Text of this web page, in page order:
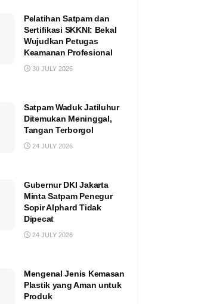
Pelatihan Satpam dan
Sertifikasi SKKNI: Bekal
Wujudkan Petugas
Keamanan Profesional
30 JULY 2026
Satpam Waduk Jatiluhur
Ditemukan Meninggal,
Tangan Terborgol
24 JULY 2026
Gubernur DKI Jakarta
Minta Satpam Penegur
Sopir Alphard Tidak
Dipecat
24 JULY 2026
Mengenal Jenis Kemasan
Plastik yang Aman untuk
Produk